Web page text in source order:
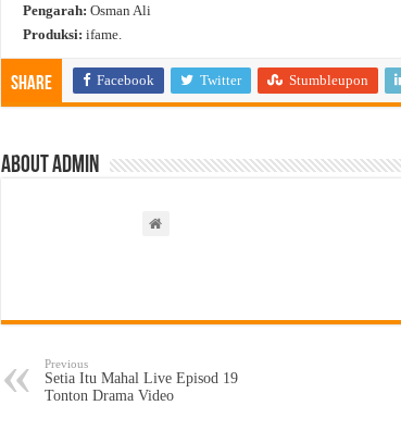
Pengarah: Osman Ali
Produksi: ifame.
Share Facebook Twitter Stumbleupon
About admin
Previous
Setia Itu Mahal Live Episod 19
Tonton Drama Video